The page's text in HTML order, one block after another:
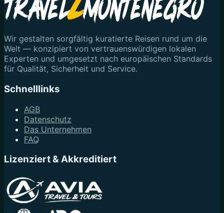
Wir gestalten sorgfältig kuratierte Reisen rund um die
Welt — konzipiert von vertrauenswürdigen lokalen
Experten und umgesetzt nach europäischen Standards
für Qualität, Sicherheit und Service.
Schnelllinks
AGB
Datenschutz
Das Unternehmen
FAQ
Lizenziert & Akkreditiert